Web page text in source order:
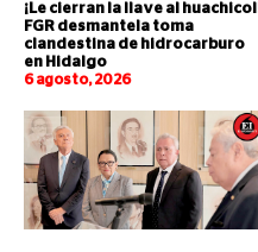
¡Le cierran la llave al
FGR desmantela toma
clandestina de hidrocarburo
en Hidalgo
6 agosto, 2026